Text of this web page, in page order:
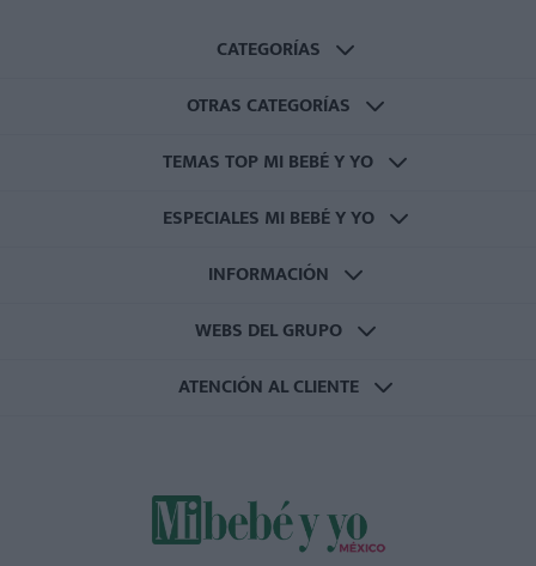
CATEGORÍAS
OTRAS CATEGORÍAS
TEMAS TOP MI BEBÉ Y YO
ESPECIALES MI BEBÉ Y YO
INFORMACIÓN
WEBS DEL GRUPO
ATENCIÓN AL CLIENTE